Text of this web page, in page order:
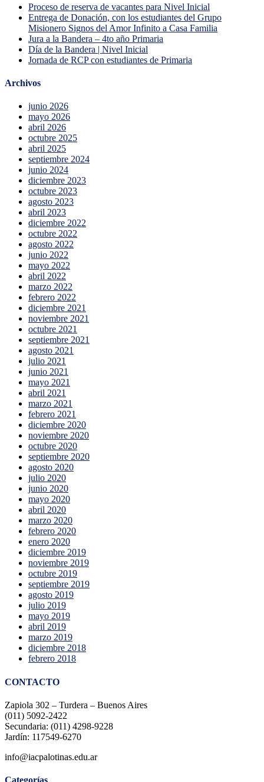
Proceso de reserva de vacantes para Nivel Inicial
Entrega de Donación, con los estudiantes del Grupo
Misionero Signos del Amor Infinito a Casa Familia
Jura a la Bandera – 4to año Primaria
Día de la Bandera | Nivel Inicial
Jornada de RCP con estudiantes de Primaria
Archivos
junio 2026
mayo 2026
abril 2026
octubre 2025
abril 2025
septiembre 2024
junio 2024
diciembre 2023
octubre 2023
agosto 2023
abril 2023
diciembre 2022
octubre 2022
agosto 2022
junio 2022
mayo 2022
abril 2022
marzo 2022
febrero 2022
diciembre 2021
noviembre 2021
octubre 2021
septiembre 2021
agosto 2021
julio 2021
junio 2021
mayo 2021
abril 2021
marzo 2021
febrero 2021
diciembre 2020
noviembre 2020
octubre 2020
septiembre 2020
agosto 2020
julio 2020
junio 2020
mayo 2020
abril 2020
marzo 2020
febrero 2020
enero 2020
diciembre 2019
noviembre 2019
octubre 2019
septiembre 2019
agosto 2019
julio 2019
mayo 2019
abril 2019
marzo 2019
diciembre 2018
febrero 2018
CONTACTO
Zapiola 302 – Turdera – Buenos Aires
(011) 5092-2422
Secundaria: (011) 4298-9228
Jardín: 117549-6270
info@iacpalotinas.edu.ar
Categorías